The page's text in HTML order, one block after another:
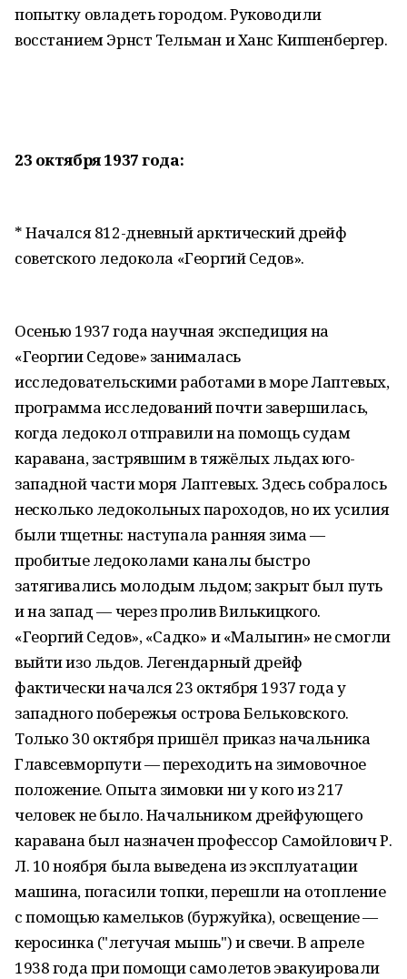
попытку овладеть городом. Руководили
восстанием Эрнст Тельман и Ханс Киппенбергер.
23 октября 1937 года:
* Начался 812-дневный арктический дрейф
советского ледокола «Георгий Седов».
Осенью 1937 года научная экспедиция на
«Георгии Седове» занималась
исследовательскими работами в море Лаптевых,
программа исследований почти завершилась,
когда ледокол отправили на помощь судам
каравана, застрявшим в тяжёлых льдах юго-
западной части моря Лаптевых. Здесь собралось
несколько ледокольных пароходов, но их усилия
были тщетны: наступала ранняя зима —
пробитые ледоколами каналы быстро
затягивались молодым льдом; закрыт был путь
и на запад — через пролив Вилькицкого.
«Георгий Седов», «Садко» и «Малыгин» не смогли
выйти изо льдов. Легендарный дрейф
фактически начался 23 октября 1937 года у
западного побережья острова Бельковского.
Только 30 октября пришёл приказ начальника
Главсевморпути — переходить на зимовочное
положение. Опыта зимовки ни у кого из 217
человек не было. Начальником дрейфующего
каравана был назначен профессор Самойлович Р.
Л. 10 ноября была выведена из эксплуатации
машина, погасили топки, перешли на отопление
с помощью камельков (буржуйка), освещение —
керосинка ("летучая мышь") и свечи. В апреле
1938 года при помощи самолетов эвакуировали